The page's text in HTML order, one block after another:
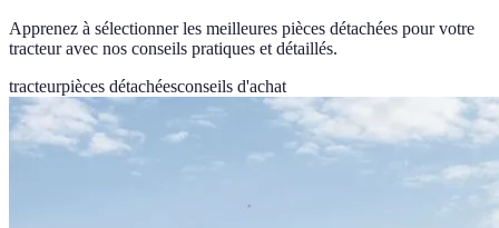
Apprenez à sélectionner les meilleures pièces détachées pour votre
tracteur avec nos conseils pratiques et détaillés.
tracteurpièces détachéesconseils d'achat